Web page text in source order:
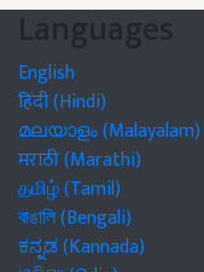
Languages
English
हिंदी (Hindi)
മലയാളം (Malayalam)
मराठी (Marathi)
தமிழ் (Tamil)
বাঙালি (Bengali)
ಕನ್ನಡ (Kannada)